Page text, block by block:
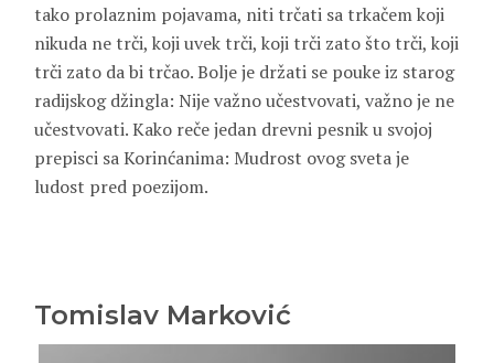
tako prolaznim pojavama, niti trčati sa trkačem koji
nikuda ne trči, koji uvek trči, koji trči zato što trči, koji
trči zato da bi trčao. Bolje je držati se pouke iz starog
radijskog džingla: Nije važno učestvovati, važno je ne
učestvovati. Kako reče jedan drevni pesnik u svojoj
prepisci sa Korinćanima: Mudrost ovog sveta je
ludost pred poezijom.
Tomislav Marković